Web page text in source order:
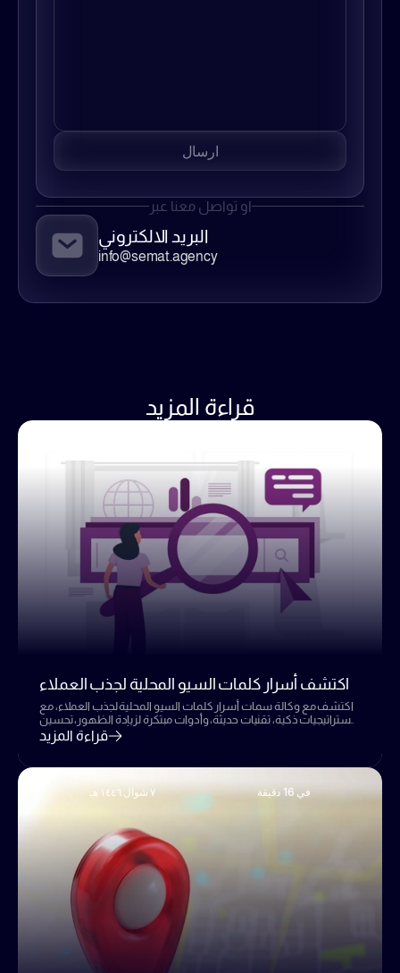
ارسال
او تواصل معنا عبر
البريد الالكتروني
info@semat.agency
قراءة المزيد
اكتشف أسرار كلمات السيو المحلية لجذب العملاء
اكتشف مع وكالة سمات أسرار كلمات السيو المحلية لجذب العملاء، مع
استراتيجيات ذكية، تقنيات حديثة، وأدوات مبتكرة لزيادة الظهور، تحسين
قراءة المزيد
٧ شوال ١٤٤٦ هـ في 16 دقيقة